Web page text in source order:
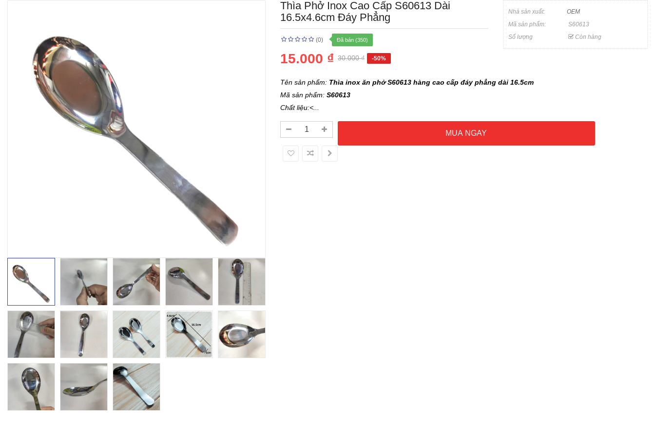
Thìa Phở Inox Cao Cấp S60613 Dài
16.5x4.6cm Đáy Phẳng
(0) Đã bán (350)
15.000 ₫ 30.000 ₫ -50%
Nhà sản xuất:
OEM
Mã sản phẩm:
S60613
Số lượng
Còn hàng
Tên sản phẩm: Thìa inox ăn phở S60613 hàng cao cấp đáy phẳng dài 16.5cm
Mã sản phẩm: S60613
Chất liệu:<...